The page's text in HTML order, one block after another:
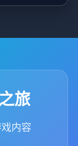
旅
内容